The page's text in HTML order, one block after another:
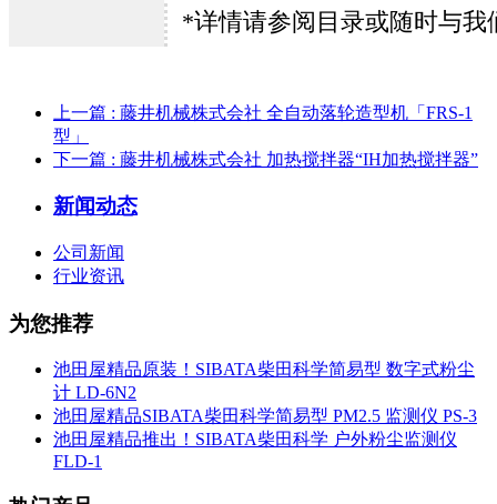
*详情请参阅目录或随时与我
上一篇 : 藤井机械株式会社 全自动落轮造型机「FRS-1
型」
下一篇 : 藤井机械株式会社 加热搅拌器“IH加热搅拌器”
新闻动态
公司新闻
行业资讯
为您推荐
池田屋精品原装！SIBATA柴田科学简易型 数字式粉尘
计 LD-6N2
池田屋精品SIBATA柴田科学简易型 PM2.5 监测仪 PS-3
池田屋精品推出！SIBATA柴田科学 户外粉尘监测仪
FLD-1